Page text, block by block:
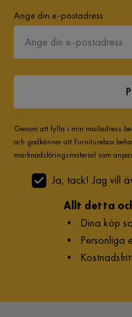
Ange din e-postadress
Genom att fylla i min mailadress
och godkänner att Furniturebox
marknadsföringsmaterial som
Ja, tack! Jag vill
Allt detta
• Dina köp
• Personliga
•